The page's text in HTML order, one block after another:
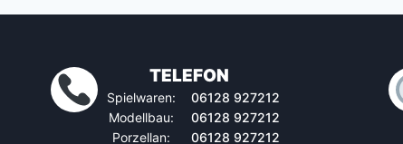
TELEFON
Spielwaren:
06128 927212
Modellbau:
06128 927212
Porzellan:
06128 927212